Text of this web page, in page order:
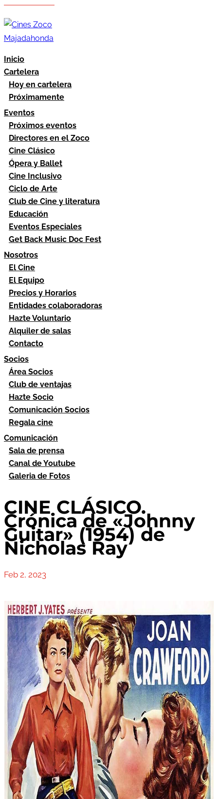
Inicio
Cartelera
Hoy en cartelera
Próximamente
Eventos
Próximos eventos
Directores en el Zoco
Cine Clásico
Ópera y Ballet
Cine Inclusivo
Ciclo de Arte
Club de Cine y literatura
Educación
Eventos Especiales
Get Back Music Doc Fest
Nosotros
El Cine
El Equipo
Precios y Horarios
Entidades colaboradoras
Hazte Voluntario
Alquiler de salas
Contacto
Socios
Área Socios
Club de ventajas
Hazte Socio
Comunicación Socios
Regala cine
Comunicación
Sala de prensa
Canal de Youtube
Galeria de Fotos
CINE CLÁSICO.
Crónica de «Johnny
Guitar» (1954) de
Nicholas Ray
Feb 2, 2023